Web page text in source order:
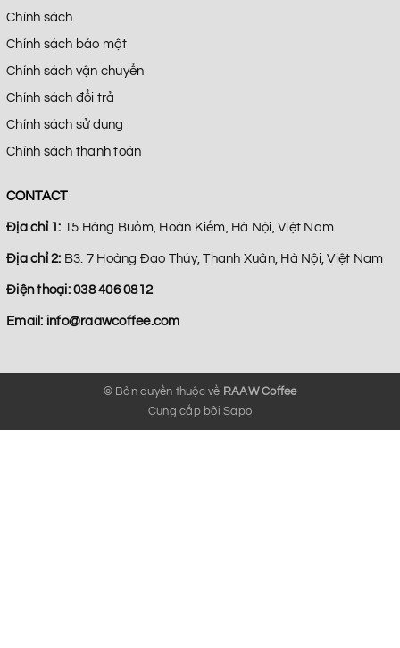
Chính sách
Chính sách bảo mật
Chính sách vận chuyển
Chính sách đổi trả
Chính sách sử dụng
Chính sách thanh toán
CONTACT
Địa chỉ 1: 15 Hàng Buồm, Hoàn Kiếm, Hà Nội, Việt Nam
Địa chỉ 2: B3. 7 Hoàng Đao Thúy, Thanh Xuân, Hà Nội, Việt Nam
Điện thoại: 038 406 0812
Email: info@raawcoffee.com
© Bản quyền thuộc về RAAW Coffee
Cung cấp bởiSapo